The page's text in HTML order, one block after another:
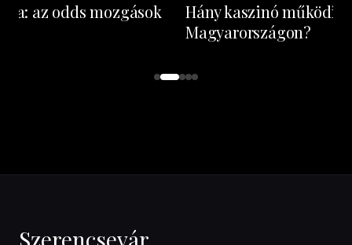
az odds mozgások
Hány kaszinó működik
Magyarországon?
Szerencsevár